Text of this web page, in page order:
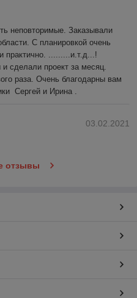
неповторимые. Заказывали
С планировкой очень
практично. .........и.т.д...!
сделали проект за месяц.
раза. Очень благодарны вам
Сергей и Ирина .
03.02.2021
отзывы